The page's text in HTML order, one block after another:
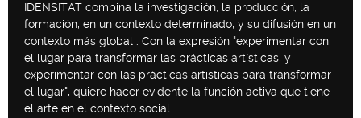
IDENSITAT combina la investigación, la producción, la
formación, en un contexto determinado, y su difusión en un
contexto más global . Con la expresión "experimentar con
el lugar para transformar las prácticas artísticas, y
experimentar con las prácticas artísticas para transformar
el lugar", quiere hacer evidente la función activa que tiene
el arte en el contexto social.